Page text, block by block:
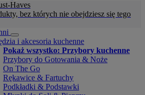
Haves
bez których nie obejdziesz się tego
i akcesoria kuchenne
Pokaż wszystko: Przybory kuchenne
Przybory do Gotowania & Noże
On The Go
Rękawice & Fartuchy
Podkładki & Podstawki